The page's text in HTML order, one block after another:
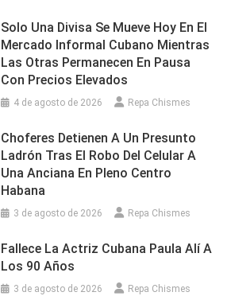
Solo Una Divisa Se Mueve Hoy En El
Mercado Informal Cubano Mientras
Las Otras Permanecen En Pausa
Con Precios Elevados
4 de agosto de 2026 Repa Chismes
Choferes Detienen A Un Presunto
Ladrón Tras El Robo Del Celular A
Una Anciana En Pleno Centro
Habana
3 de agosto de 2026 Repa Chismes
Fallece La Actriz Cubana Paula Alí A
Los 90 Años
3 de agosto de 2026 Repa Chismes